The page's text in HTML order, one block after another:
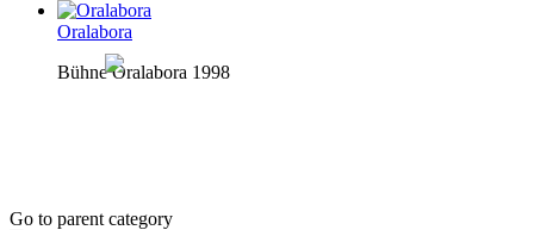
Oralabora
Bühne Oralabora 1998
Go to parent category